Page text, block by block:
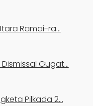
Ramai-ra…
Gugat…
Pilkada 2…